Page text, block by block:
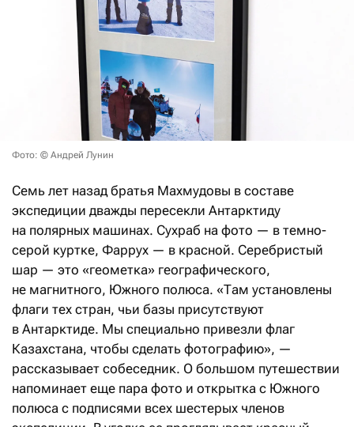
Фото: © Андрей Лунин
Семь лет назад братья Махмудовы в составе
экспедиции дважды пересекли Антарктиду
на полярных машинах. Сухраб на фото — в темно-
серой куртке, Фаррух — в красной. Серебристый
шар — это «геометка» географического,
не магнитного, Южного полюса. «Там установлены
флаги тех стран, чьи базы присутствуют
в Антарктиде. Мы специально привезли флаг
Казахстана, чтобы сделать фотографию», —
рассказывает собеседник. О большом путешествии
напоминает еще пара фото и открытка с Южного
полюса с подписями всех шестерых членов